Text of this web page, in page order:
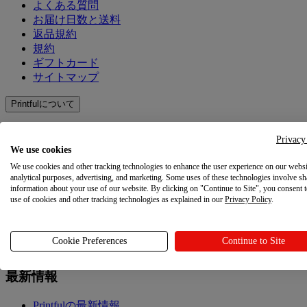
よくある質問
お届け日数と送料
返品規約
規約
ギフトカード
サイトマップ
Printfulについて
会社概要
お問い合わせ
サステナビリティと社会的責任
アフィリエイト
最新情報
最新情報
We use cookies
We use cookies and other tracking technologies to enhance the user experience on our
analytical purposes, advertising, and marketing. Some uses of these technologies involve
information about your use of our website. By clicking on "Continue to Site", you consent
use of cookies and other tracking technologies as explained in our Privacy Policy.
Cookie Preferences Continue to Site